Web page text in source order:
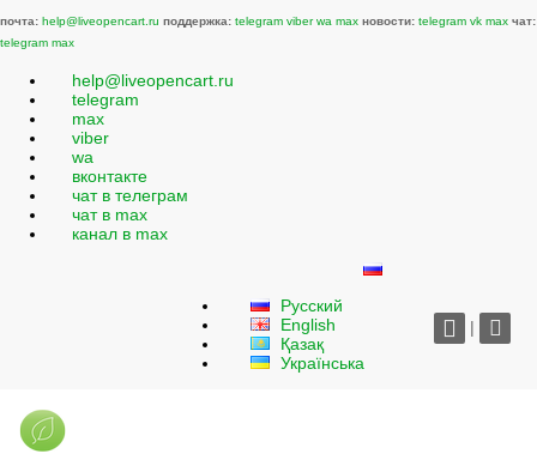
почта: help@liveopencart.ru поддержка: telegram viber wa max новости: telegram vk max чат:
telegram max
help@liveopencart.ru
telegram
max
viber
wa
вконтакте
чат в телеграм
чат в max
канал в max
Русский
English
Қазақ
Українська
|